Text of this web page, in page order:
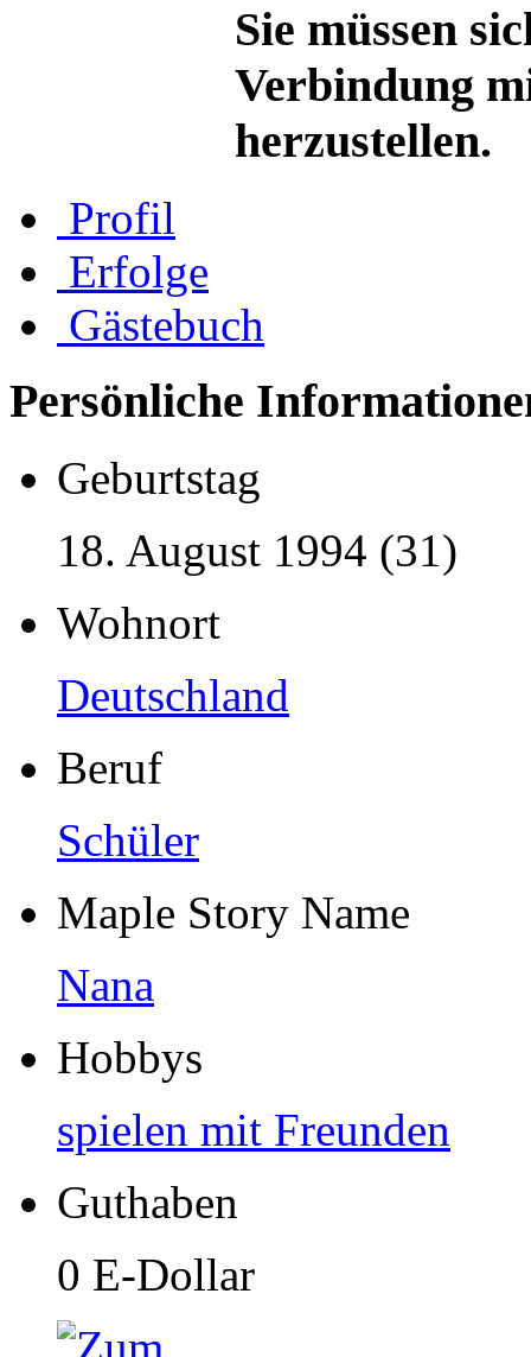
Sie müssen
Verbindung
herzustellen.
Profil
Erfolge
Gästebuch
Persönliche
Geburtstag
18. August 1994 (31)
Wohnort
Deutschland
Beruf
Schüler
Maple Story Name
Nana
Hobbys
spielen mit Freunden
Guthaben
0 E-Dollar